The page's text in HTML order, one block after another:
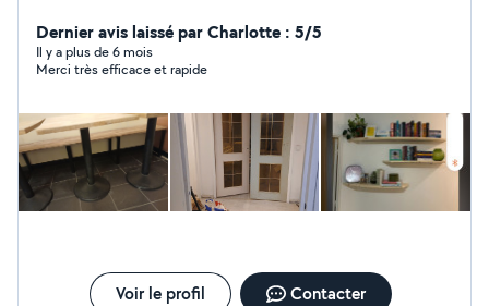
rénovation., aménagement d intérieur .montage de
meuble cuisine décoration et aussi réparation et
fabrication d ouvrages métalliques. De préférence
marchands de tapis. Devis gratuit
Dernier avis laissé par Charlotte : 5/5
Il y a plus de 6 mois
Merci très efficace et rapide
Voir le profil Contacter